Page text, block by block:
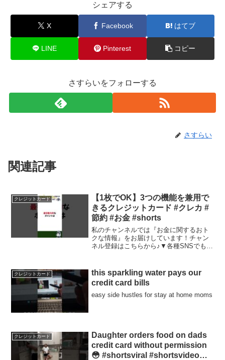
シェアする
X Facebook はてブ
LINE Pinterest コピー
さすらいをフォローする
さすらい
関連記事
クレジットカード
【1枚でOK】3つの機能を兼用で
きるクレジットカード #クレカ #
節約 #お金 #shorts
私のチャンネルでは『お金に関するおト
クな情報』をお届けしています！チャン
ネル登録はこちらから♪▼各種SNSでも情
TikTok✓YouTubeでは流さないようなお
得情...
クレジットカード
this sparkling water pays our
credit card bills
easy side hustles for stay at home moms
クレジットカード
Daughter orders food on dads
credit card without permission
😳 #shortsviral #shortsvideo